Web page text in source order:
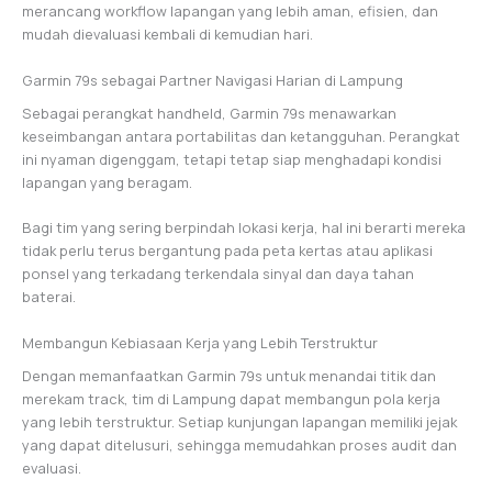
merancang workflow lapangan yang lebih aman, efisien, dan
mudah dievaluasi kembali di kemudian hari.
Garmin 79s sebagai Partner Navigasi Harian di Lampung
Sebagai perangkat handheld, Garmin 79s menawarkan
keseimbangan antara portabilitas dan ketangguhan. Perangkat
ini nyaman digenggam, tetapi tetap siap menghadapi kondisi
lapangan yang beragam.
Bagi tim yang sering berpindah lokasi kerja, hal ini berarti mereka
tidak perlu terus bergantung pada peta kertas atau aplikasi
ponsel yang terkadang terkendala sinyal dan daya tahan
baterai.
Membangun Kebiasaan Kerja yang Lebih Terstruktur
Dengan memanfaatkan Garmin 79s untuk menandai titik dan
merekam track, tim di Lampung dapat membangun pola kerja
yang lebih terstruktur. Setiap kunjungan lapangan memiliki jejak
yang dapat ditelusuri, sehingga memudahkan proses audit dan
evaluasi.